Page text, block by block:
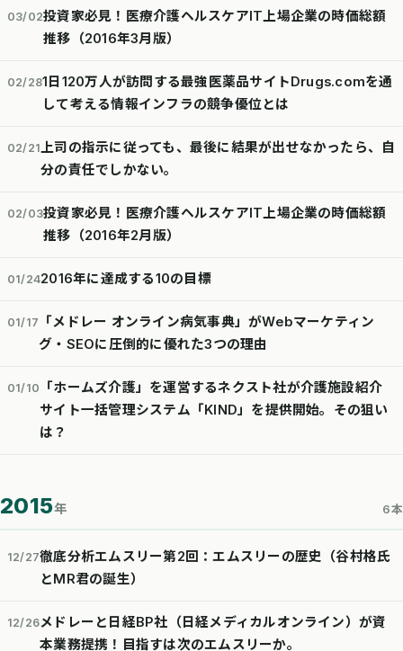
03/02投資家必見！医療介護ヘルスケアIT上場企業の時価総額
推移（2016年3月版）
02/281日120万人が訪問する最強医薬品サイトDrugs.comを通
して考える情報インフラの競争優位とは
02/21上司の指示に従っても、最後に結果が出せなかったら、自
分の責任でしかない。
02/03投資家必見！医療介護ヘルスケアIT上場企業の時価総額
推移（2016年2月版）
01/242016年に達成する10の目標
01/17
「メドレー オンライン病気事典」がWebマーケティン
グ・SEOに圧倒的に優れた3つの理由
01/10
「ホームズ介護」を運営するネクスト社が介護施設紹介
サイト一括管理システム「KIND」を提供開始。その狙い
は？
2015年 6本
12/27徹底分析エムスリー第2回：エムスリーの歴史（谷村格氏
とMR君の誕生）
12/26メドレーと日経BP社（日経メディカルオンライン）が資
本業務提携！目指すは次のエムスリーか。